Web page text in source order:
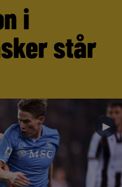
i
står
►